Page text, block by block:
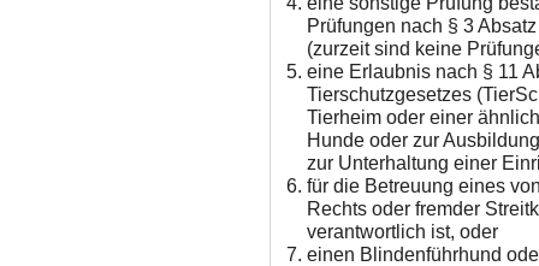
Prüfungen nach § 3
(zurzeit sind keine
eine Erlaubnis nach § 11
Tierschutzgesetzes
Tierheim oder einer
Hunde oder zur
zur Unterhaltung einer
für die Betreuung eines
Rechts oder fremder
verantwortlich ist, oder
einen Blindenführhund